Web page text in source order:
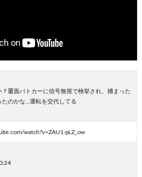
？覆面パトカーに信号無視で検挙され、捕まった
たのかな…運転を交代してる
watch?v=ZAU1-pLZ_ow